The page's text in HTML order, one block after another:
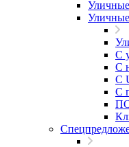
С
С
С
С
ПО